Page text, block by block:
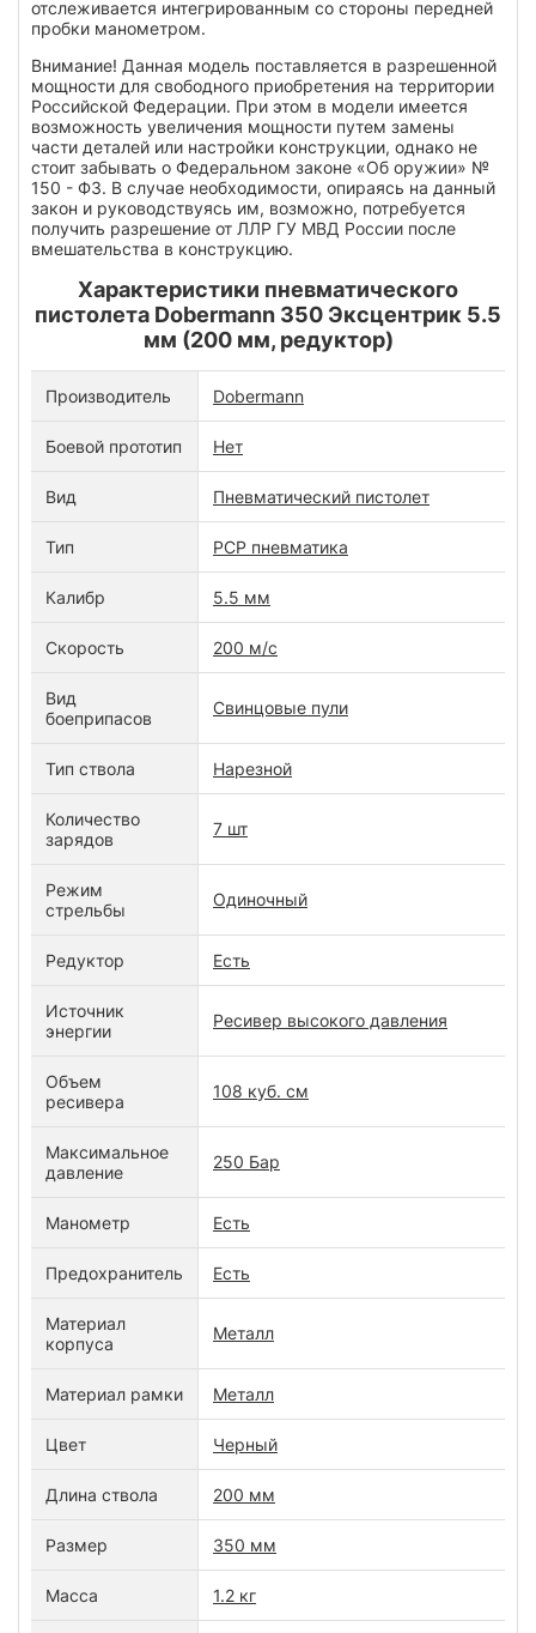
отслеживается интегрированным со стороны передней
пробки манометром.
Внимание! Данная модель поставляется в разрешенной
мощности для свободного приобретения на территории
Российской Федерации. При этом в модели имеется
возможность увеличения мощности путем замены
части деталей или настройки конструкции, однако не
стоит забывать о Федеральном законе «Об оружии» №
150 - ФЗ. В случае необходимости, опираясь на данный
закон и руководствуясь им, возможно, потребуется
получить разрешение от ЛЛР ГУ МВД России после
вмешательства в конструкцию.
Характеристики пневматического
пистолета Dobermann 350 Эксцентрик 5.5
мм (200 мм, редуктор)
Производитель Dobermann
Боевой прототип Нет
Вид Пневматический пистолет
Тип PCP пневматика
Калибр 5.5 мм
Скорость 200 м/c
Вид
боеприпасов
Свинцовые пули
Тип ствола Нарезной
Количество
зарядов
7 шт
Режим
стрельбы
Одиночный
Редуктор Есть
Источник
энергии
Ресивер высокого давления
Объем
ресивера
108 куб. см
Максимальное
давление
250 Бар
Манометр Есть
Предохранитель Есть
Материал
корпуса
Металл
Материал рамки Металл
Цвет Черный
Длина ствола 200 мм
Размер 350 мм
Масса 1.2 кг